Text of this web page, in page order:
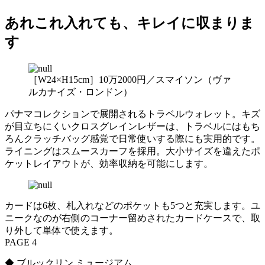
あれこれ入れても、キレイに収まりま
す
［W24×H15cm］10万2000円／スマイソン（ヴァ
ルカナイズ・ロンドン）
パナマコレクションで展開されるトラベルウォレット。キズ
が目立ちにくいクロスグレインレザーは、トラベルにはもち
ろんクラッチバッグ感覚で日常使いする際にも実用的です。
ライニングはスムースカーフを採用。大小サイズを違えたポ
ケットレイアウトが、効率収納を可能にします。
カードは6枚、札入れなどのポケットも5つと充実します。ユ
ニークなのが右側のコーナー留めされたカードケースで、取
り外して単体で使えます。
PAGE 4
◆ ブルックリン ミュージアム